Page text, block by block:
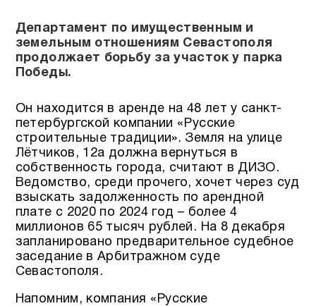
Департамент по имущественным и
земельным отношениям Севастополя
продолжает борьбу за участок у парка
Победы.
Он находится в аренде на 48 лет у санкт-
петербургской компании «Русские
строительные традиции». Земля на улице
Лётчиков, 12а должна вернуться в
собственность города, считают в ДИЗО.
Ведомство, среди прочего, хочет через суд
взыскать задолженность по арендной
плате с 2020 по 2024 год – более 4
миллионов 65 тысяч рублей. На 8 декабря
запланировано предварительное судебное
заседание в Арбитражном суде
Севастополя.
Напомним, компания «Русские